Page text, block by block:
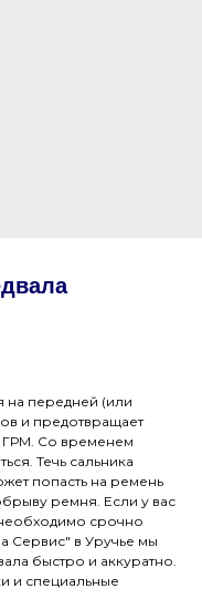
на передней (или
и предотвращает
ГРМ. Со временем
Течь сальника
попасть на ремень
ремня. Если у вас
срочно
Сервис" в Уручье мы
быстро и аккуратно.
и специальные